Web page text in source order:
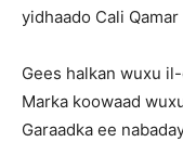
yidhaado Cali Qamar
Gees halkan wuxu
Marka koowaad
Garaadka ee